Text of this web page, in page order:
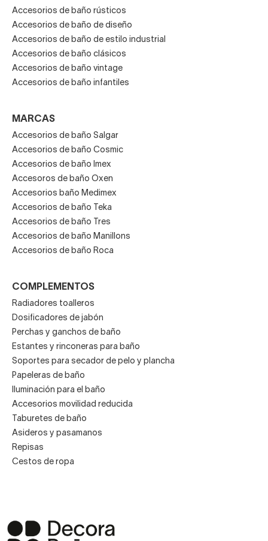
Accesorios de baño rústicos
Accesorios de baño de diseño
Accesorios de baño de estilo industrial
Accesorios de baño clásicos
Accesorios de baño vintage
Accesorios de baño infantiles
MARCAS
Accesorios de baño Salgar
Accesorios de baño Cosmic
Accesorios de baño Imex
Accesoros de baño Oxen
Accesorios baño Medimex
Accesorios de baño Teka
Accesorios de baño Tres
Accesorios de baño Manillons
Accesorios de baño Roca
COMPLEMENTOS
Radiadores toalleros
Dosificadores de jabón
Perchas y ganchos de baño
Estantes y rinconeras para baño
Soportes para secador de pelo y plancha
Papeleras de baño
Iluminación para el baño
Accesorios movilidad reducida
Taburetes de baño
Asideros y pasamanos
Repisas
Cestos de ropa